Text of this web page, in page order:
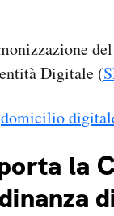
Digitale (
domicilio
la